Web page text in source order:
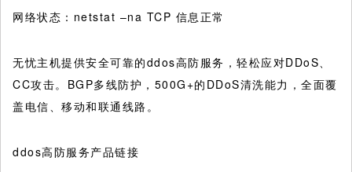
网络状态：netstat –na TCP 信息正常
无忧主机提供安全可靠的ddos高防服务，轻松应对DDoS、
CC攻击。BGP多线防护，500G+的DDoS清洗能力，全面覆
盖电信、移动和联通线路。
ddos高防服务产品链接